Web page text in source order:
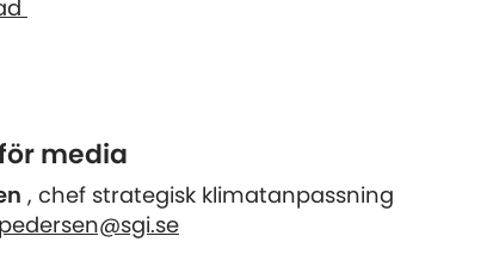
media
, chef strategisk klimatanpassning